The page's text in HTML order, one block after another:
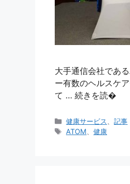
大手通信会社であ
ー有数のヘルスケ
て … 続きを読�
カ
テ
健康サービス 、記事
タ
ATOM 、健康